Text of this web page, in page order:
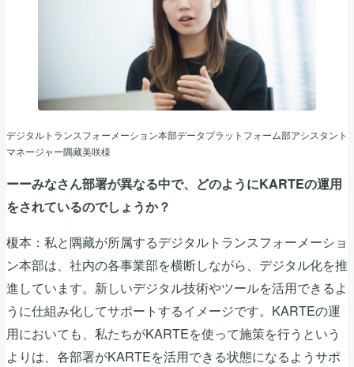
デジタルトランスフォーメーション本部データプラットフォーム部アシスタント
マネージャー隅藏美咲様
ーーみなさん部署が異なる中で、どのようにKARTEの運用
をされているのでしょうか？
榎本：私と隅藏が所属するデジタルトランスフォーメーショ
ン本部は、社内の各事業部を横断しながら、デジタル化を推
進しています。新しいデジタル技術やツールを活用できるよ
うに仕組み化してサポートするイメージです。KARTEの運
用においても、私たちがKARTEを使って施策を行うという
よりは、各部署がKARTEを活用できる状態になるようサポ